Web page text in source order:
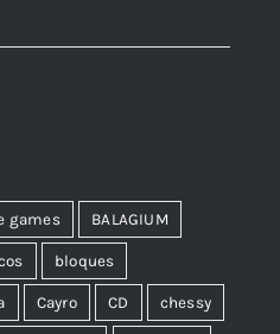
games BALAGIUM
bloques
Cayro CD chessy